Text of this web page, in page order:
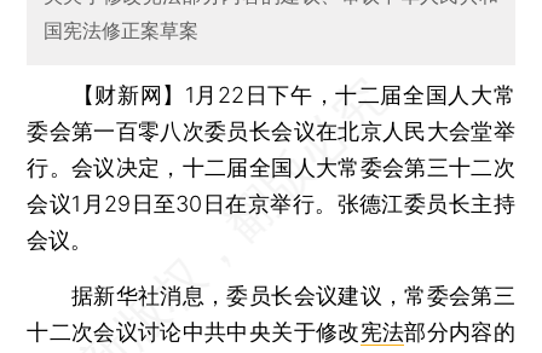
国宪法修正案草案
【财新网】 1月22日下午，十二届全国人大常
委会第一百零八次委员长会议在北京人民大会堂举
行。会议决定，十二届全国人大常委会第三十二次
会议1月29日至30日在京举行。张德江委员长主持
会议。
据新华社消息，委员长会议建议，常委会第三
十二次会议讨论中共中央关于修改宪法部分内容的